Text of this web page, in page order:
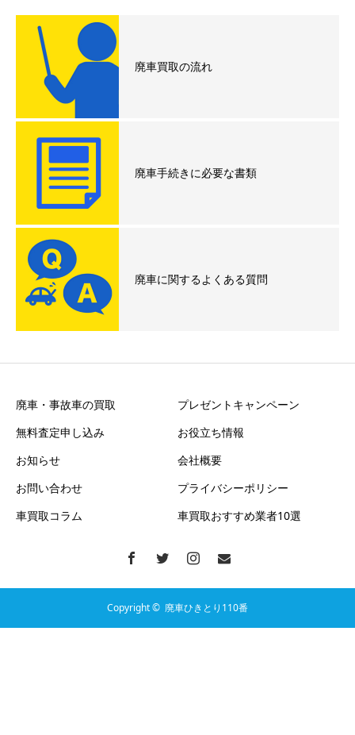
廃車買取の流れ
廃車手続きに必要な書類
廃車に関するよくある質問
廃車・事故車の買取
プレゼントキャンペーン
無料査定申し込み
お役立ち情報
お知らせ
会社概要
お問い合わせ
プライバシーポリシー
車買取コラム
車買取おすすめ業者10選
Copyright © 廃車ひきとり110番